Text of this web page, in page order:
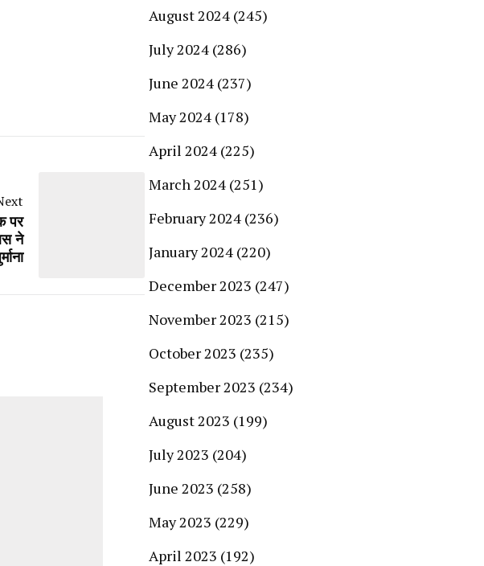
पर
ने
August 2024 (245)
July 2024 (286)
June 2024 (237)
May 2024 (178)
April 2024 (225)
March 2024 (251)
February 2024 (236)
January 2024 (220)
December 2023 (247)
November 2023 (215)
October 2023 (235)
September 2023 (234)
August 2023 (199)
July 2023 (204)
June 2023 (258)
May 2023 (229)
April 2023 (192)